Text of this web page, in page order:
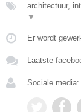
architectuur,
▼
Er wordt
Laatste
Sociale media: